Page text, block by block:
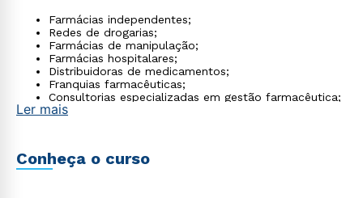
Farmácias independentes;
Redes de drogarias;
Farmácias de manipulação;
Farmácias hospitalares;
Distribuidoras de medicamentos;
Franquias farmacêuticas;
Consultorias especializadas em gestão farmacêutica;
Além de muitas oportunidades para
Ler mais
Conheça o curso